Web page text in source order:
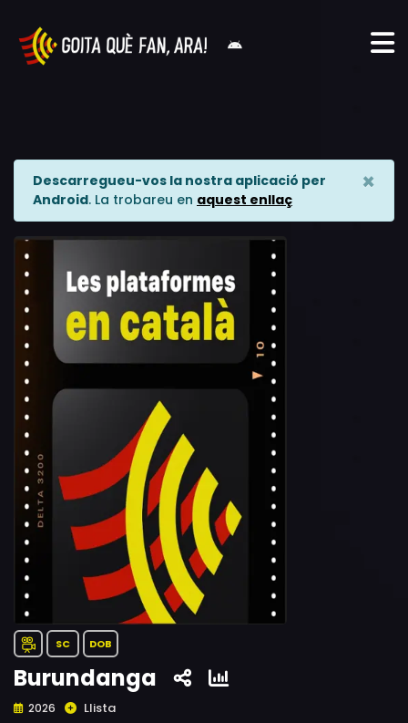
Descarregueu-vos la nostra aplicació per
Android. La trobareu en aquest enllaç
×
SC DOB
Burundanga
2026 Llista